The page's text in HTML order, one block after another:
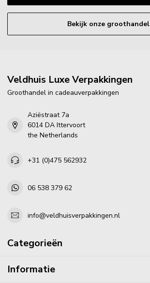
Bekijk onze groothandel
Veldhuis Luxe Verpakkingen
Groothandel in cadeauverpakkingen
Aziëstraat 7a
6014 DA Ittervoort
the Netherlands
+31 (0)475 562932
06 538 379 62
info@veldhuisverpakkingen.nl
Categorieën
Informatie